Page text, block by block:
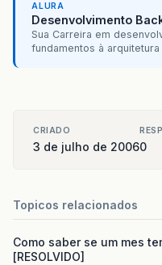
return
}
ALURA
Desenvolvimento
Sua Carreira em
fundamentos à
CRIADO
3 de julho de 20060
Topicos relacionados
Como saber se um mes
[RESOLVIDO]